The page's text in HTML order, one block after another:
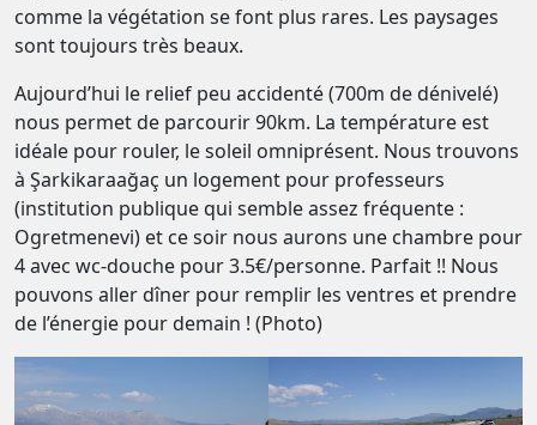
comme la végétation se font plus rares. Les paysages
sont toujours très beaux.
Aujourd’hui le relief peu accidenté (700m de dénivelé)
nous permet de parcourir 90km. La température est
idéale pour rouler, le soleil omniprésent. Nous trouvons
à Şarkikaraağaç un logement pour professeurs
(institution publique qui semble assez fréquente :
Ogretmenevi) et ce soir nous aurons une chambre pour
4 avec wc-douche pour 3.5€/personne. Parfait !! Nous
pouvons aller dîner pour remplir les ventres et prendre
de l’énergie pour demain ! (Photo)